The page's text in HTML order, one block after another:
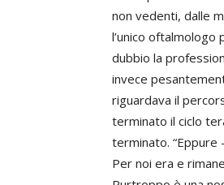
non vedenti, dalle
l’unico
dubbio la
invece
riguardava il
terminato il ciclo
terminato. “Eppure
Per noi era e